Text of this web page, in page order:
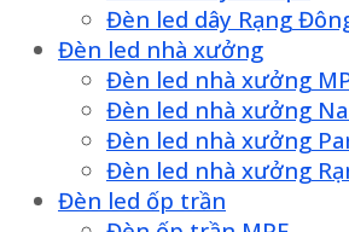
Đèn led dây Rạng
Đèn led nhà xưởng
Đèn led nhà xưởng
Đèn led nhà xưởng
Đèn led nhà xưởng
Đèn led nhà xưởng
Đèn led ốp trần